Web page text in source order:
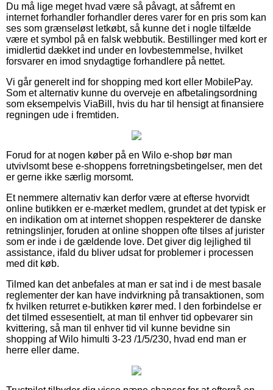
Du må lige meget hvad være så påvagt, at såfremt en
internet forhandler forhandler deres varer for en pris som kan
ses som grænseløst letkøbt, så kunne det i nogle tilfælde
være et symbol på en falsk webbutik. Bestillinger med kort er
imidlertid dækket ind under en lovbestemmelse, hvilket
forsvarer en imod snydagtige forhandlere på nettet.
Vi går generelt ind for shopping med kort eller MobilePay.
Som et alternativ kunne du overveje en afbetalingsordning
som eksempelvis ViaBill, hvis du har til hensigt at finansiere
regningen ude i fremtiden.
Forud for at nogen køber på en Wilo e-shop bør man
utvivlsomt bese e-shoppens forretningsbetingelser, men det
er gerne ikke særlig morsomt.
Et nemmere alternativ kan derfor være at efterse hvorvidt
online butikken er e-mærket medlem, grundet at det typisk er
en indikation om at internet shoppen respekterer de danske
retningslinjer, foruden at online shoppen ofte tilses af jurister
som er inde i de gældende love. Det giver dig lejlighed til
assistance, ifald du bliver udsat for problemer i processen
med dit køb.
Tilmed kan det anbefales at man er sat ind i de mest basale
reglementer der kan have indvirkning på transaktionen, som
fx hvilken returret e-butikken kører med. I den forbindelse er
det tilmed essesentielt, at man til enhver tid opbevarer sin
kvittering, så man til enhver tid vil kunne bevidne sin
shopping af Wilo himulti 3-23 /1/5/230, hvad end man er
herre eller dame.